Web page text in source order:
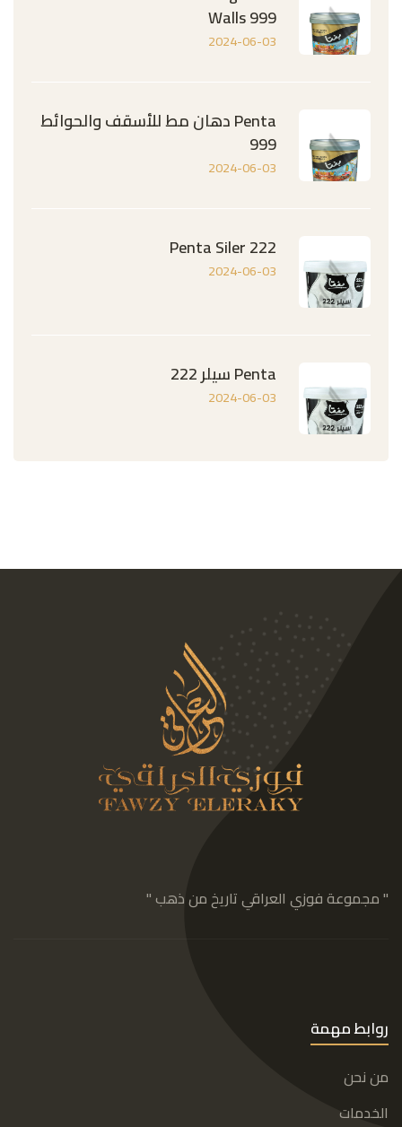
Walls 999
2024-06-03
Penta دهان مط للأسقف والحوائط
999
2024-06-03
Penta Siler 222
2024-06-03
Penta سيلر 222
2024-06-03
" مجموعة فوزي العراقي تاريخ من ذهب "
روابط مهمة
من نحن
الخدمات